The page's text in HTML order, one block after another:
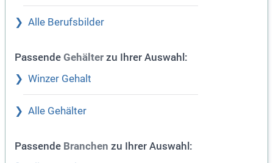
Alle Berufsbilder
Passende Gehälter zu Ihrer Auswahl:
Winzer Gehalt
Alle Gehälter
Passende Branchen zu Ihrer Auswahl: